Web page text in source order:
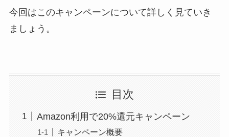
今回はこのキャンペーンについて詳しく見ていき
ましょう。
目次
Amazon利用で20%還元キャンペーン
キャンペーン概要